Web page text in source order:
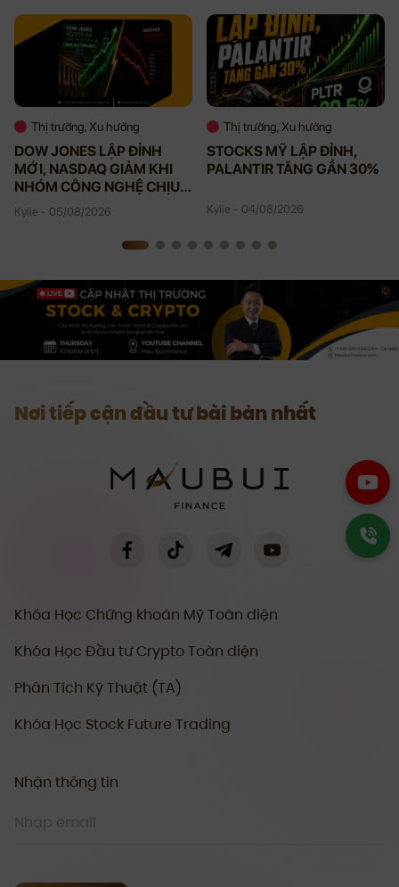
Thị trường, Xu hướng
DOW JONES LẬP ĐỈNH
MỚI, NASDAQ GIẢM KHI
NHÓM CÔNG NGHỆ CHỊU
ÁP LỰC
Kylie - 05/08/2026
Thị trường, Xu hướng
STOCKS MỸ LẬP ĐỈNH,
PALANTIR TĂNG GẦN 30%
Kylie - 04/08/2026
Nơi tiếp cận đầu tư bài bản nhất
Khóa Học Chứng khoán Mỹ Toàn diện
Khóa Học Đầu tư Crypto Toàn diện
Phân Tích Kỹ Thuật (TA)
Khóa Học Stock Future Trading
Nhận thông tin